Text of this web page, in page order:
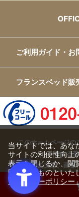
ご利用ガイド・お
フランスベッド販
このホームページの
有する
すべての文章、画像
可なく複製、改
Copyright(c)
当サイトでは、あな
サイトの利便性向上
表示を閉じるか、閲
同意するものといた
ライバシーポリシー